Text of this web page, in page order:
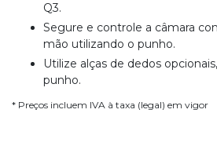
Q3.
Segure e controle a câmara
mão utilizando o punho.
Utilize alças de dedos
punho.
* Preços incluem IVA à taxa (legal) em vigor